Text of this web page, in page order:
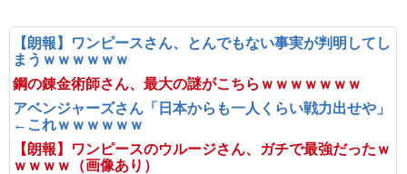
【朗報】ワンピースさん、とんでもない事実が判明してし
まうｗｗｗｗｗｗ
鋼の錬金術師さん、最大の謎がこちらｗｗｗｗｗｗｗ
アベンジャーズさん「日本からも一人くらい戦力出せや」
←これｗｗｗｗｗｗ
【朗報】ワンピースのウルージさん、ガチで最強だったｗ
ｗｗｗｗ（画像あり）